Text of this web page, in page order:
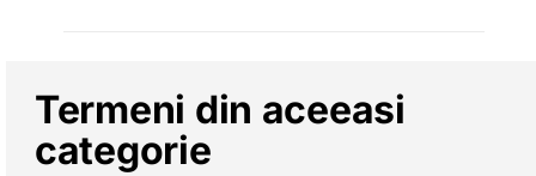
Termeni din aceeasi
categorie